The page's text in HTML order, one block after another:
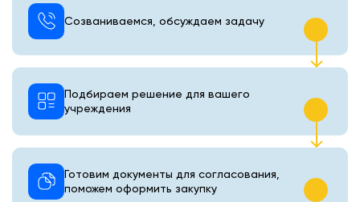
Созваниваемся, обсуждаем задачу
Подбираем решение для вашего
учреждения
Готовим документы для согласования,
поможем оформить закупку